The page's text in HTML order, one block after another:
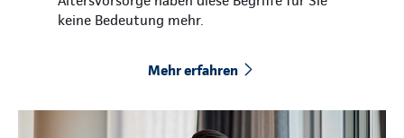
keine Bedeutung mehr.
Mehr erfahren